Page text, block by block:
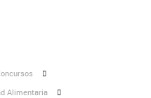
Alimentaria